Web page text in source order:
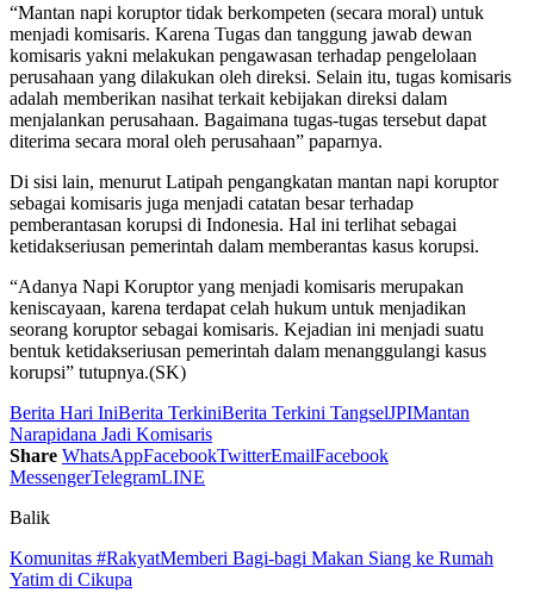
“Mantan napi koruptor tidak berkompeten (secara moral) untuk
menjadi komisaris. Karena Tugas dan tanggung jawab dewan
komisaris yakni melakukan pengawasan terhadap pengelolaan
perusahaan yang dilakukan oleh direksi. Selain itu, tugas komisaris
adalah memberikan nasihat terkait kebijakan direksi dalam
menjalankan perusahaan. Bagaimana tugas-tugas tersebut dapat
diterima secara moral oleh perusahaan” paparnya.
Di sisi lain, menurut Latipah pengangkatan mantan napi koruptor
sebagai komisaris juga menjadi catatan besar terhadap
pemberantasan korupsi di Indonesia. Hal ini terlihat sebagai
ketidakseriusan pemerintah dalam memberantas kasus korupsi.
“Adanya Napi Koruptor yang menjadi komisaris merupakan
keniscayaan, karena terdapat celah hukum untuk menjadikan
seorang koruptor sebagai komisaris. Kejadian ini menjadi suatu
bentuk ketidakseriusan pemerintah dalam menanggulangi kasus
korupsi” tutupnya.(SK)
Berita Hari IniBerita TerkiniBerita Terkini TangselJPIMantan
Narapidana Jadi Komisaris
Share WhatsAppFacebookTwitterEmailFacebook
MessengerTelegramLINE
Balik
Komunitas #RakyatMemberi Bagi-bagi Makan Siang ke Rumah
Yatim di Cikupa